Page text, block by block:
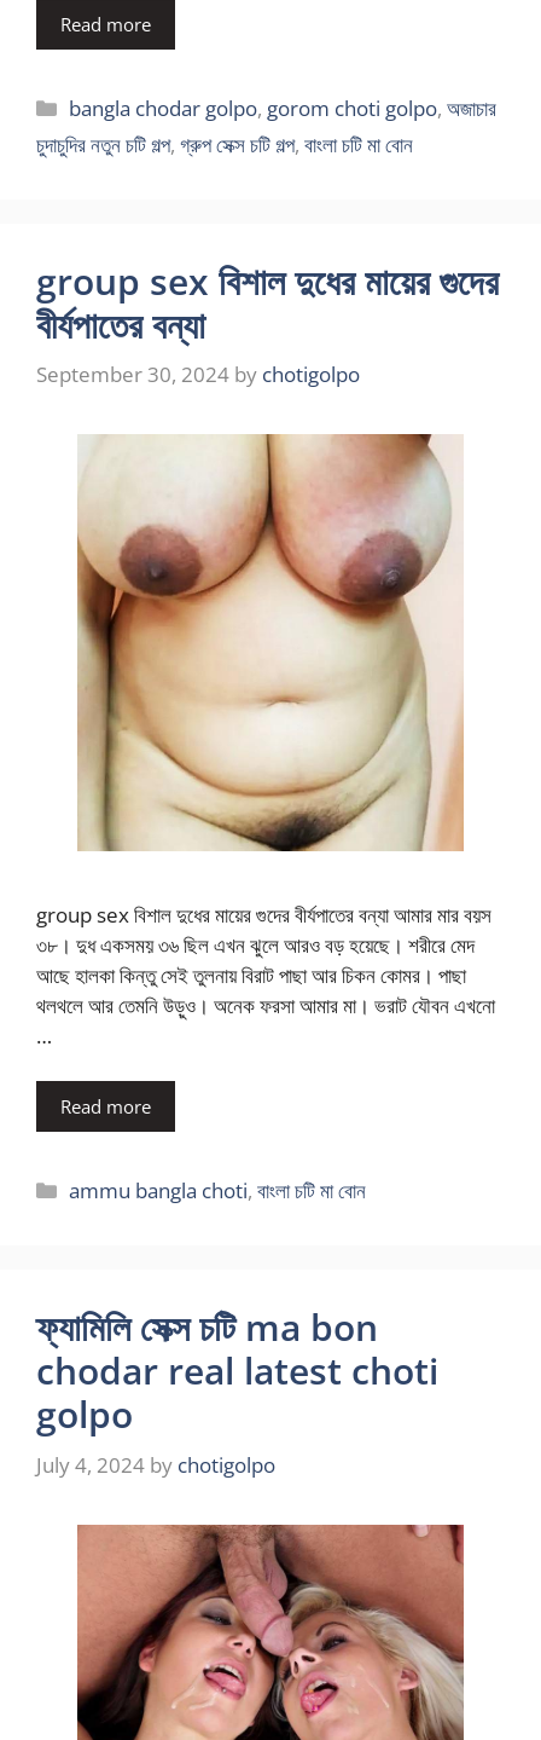
Read more
Categories
bangla chodar golpo, gorom choti golpo,অজাচার
চুদাচুদির নতুন চটি গল্প, গ্রুপ সেক্স চটি গল্প, বাংলা চটি মা বোন
group sex বিশাল দুধের মায়ের গুদের
বীর্যপাতের বন্যা
September 30, 2024 by chotigolpo
group sex বিশাল দুধের মায়ের গুদের বীর্যপাতের বন্যা আমার মার বয়স
৩৮। দুধ একসময় ৩৬ ছিল এখন ঝুলে আরও বড় হয়েছে। শরীরে মেদ
আছে হালকা কিন্তু সেই তুলনায় বিরাট পাছা আর চিকন কোমর। পাছা
থলথলে আর তেমনি উড়ুও। অনেক ফরসা আমার মা। ভরাট যৌবন এখনো
…
Read more
Categories
ammu bangla choti,বাংলা চটি মা বোন
ফ্যামিলি সেক্স চটি ma bon
chodar real latest choti
golpo
July 4, 2024 by chotigolpo